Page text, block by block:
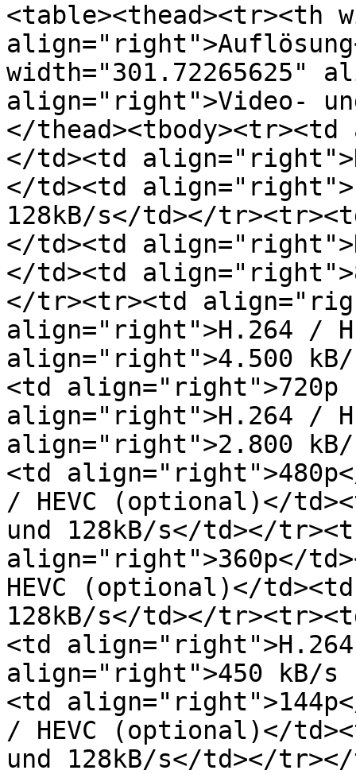
<table><thead><tr><th
width="301.72265625"
align="right">Video-
</
</td><td
</td><td
128kB/s</td></
</td><td
</td><td
</tr><tr><td
align="right">H.264 /
align="right">4.500
<td align="right">720p
align="right">H.264 /
align="right">2.800
<td
/ HEVC (optional)</
und 128kB/s</td></
align="right">360p</
HEVC (optional)</
128kB/s</td></
<td
align="right">450 kB/s
<td
/ HEVC (optional)</
und 128kB/s</td></